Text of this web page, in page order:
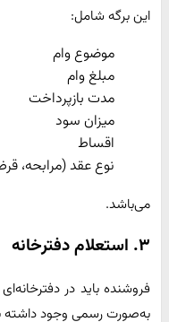
این برگه شامل:
موضوع وام
مبلغ وام
مدت بازپرداخت
میزان سود
اقساط
نوع عقد (مرابحه،
می‌باشد.
۳. استعلام دفترخانه
فروشنده باید در
به‌صورت رسمی وجود داشته